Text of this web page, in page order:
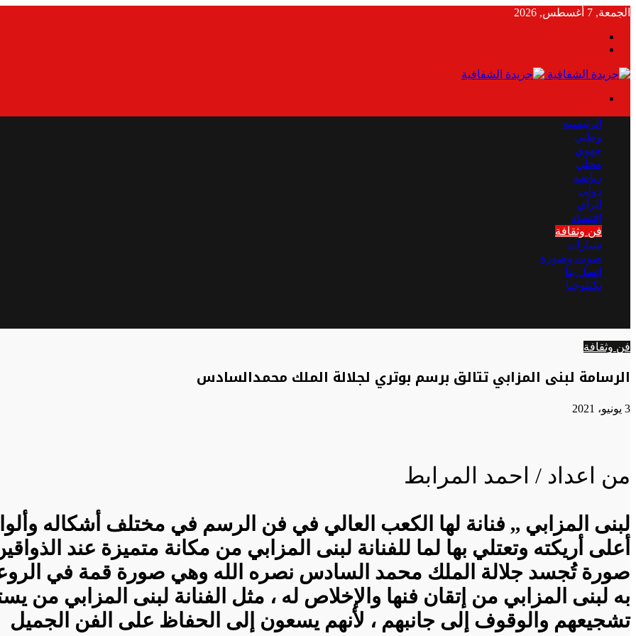
الجمعة, 7 أغسطس, 2026
الرئيسية
وطني
جهوي
محلي
رياضة
دولي
الرأي
إقتصاد
فن وثقافة
سيارات
صوت وصورة
إتصل بنا
تكنلوجيا
فن وثقافة
الرسامة لبنى المزابي تتالق برسم بوتري لجلالة الملك محمدالسادس
3 يونيو، 2021
من اعداد / احمد المرابط
لبنى المزابي ,, فنانة لها الكعب العالي في فن الرسم في مختلف أشكاله
أعلى أريكته وتعتلي بها لما للفنانة لبنى المزابي من مكانة متميزة عند
صورة تُجسد جلالة الملك محمد السادس نصره الله وهي صورة قمة في الروعة
به لبنى المزابي من إتقان فنها والإخلاص له ، مثل الفنانة لبنى المزابي من
تشجيعهم والوقوف إلى جانبهم ، لأنهم يسعون إلى الحفاظ على الفن الجميل